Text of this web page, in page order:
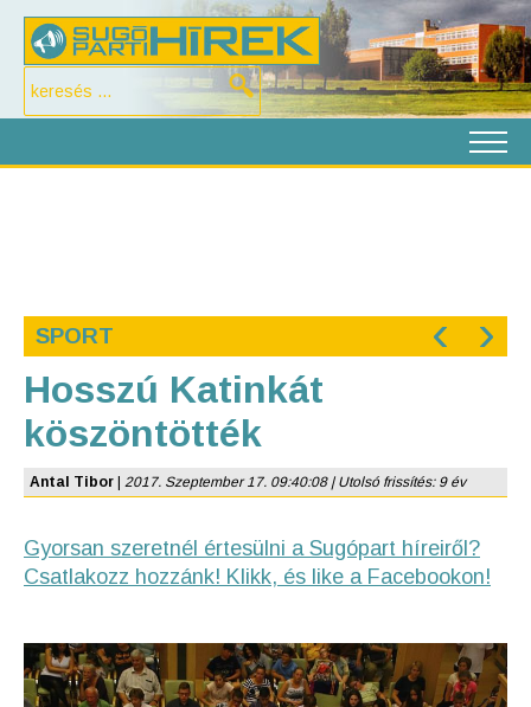
SPORT ‹ ›
Hosszú Katinkát
köszöntötték
Antal Tibor 2017. Szeptember 17. 09:40:08 | Utolsó frissítés: 9 év
Gyorsan szeretnél értesülni a Sugópart híreiről?
Csatlakozz hozzánk! Klikk, és like a Facebookon!